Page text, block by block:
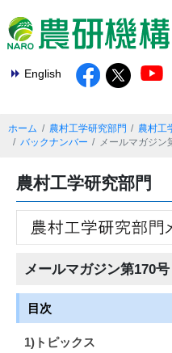
English
ホーム 農村工学研究部門
農村工
バックナンバー
メールマガジ
農村工学研究部門
メールマガジン第170
目次
1)トピックス